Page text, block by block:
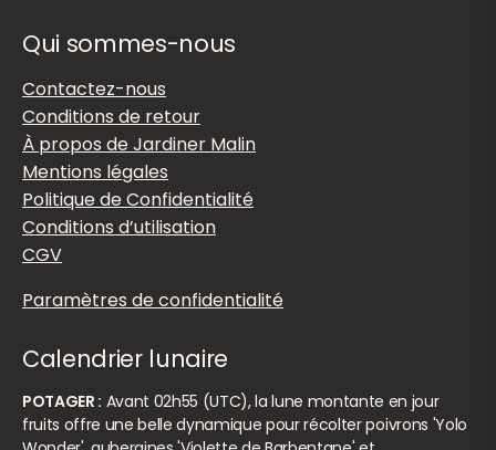
Qui sommes-nous
Contactez-nous
Conditions de retour
À propos de Jardiner Malin
Mentions légales
Politique de Confidentialité
Conditions d’utilisation
CGV
Paramètres de confidentialité
Calendrier lunaire
POTAGER : Avant 02h55 (UTC), la lune montante en jour
fruits offre une belle dynamique pour récolter poivrons 'Yolo